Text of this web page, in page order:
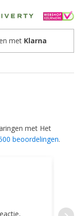
met Klarna
met Het
beoordelingen.